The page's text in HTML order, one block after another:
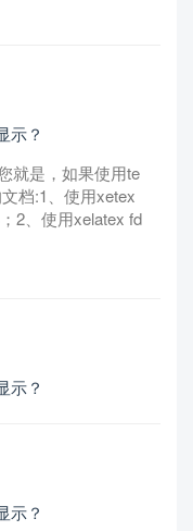
示？
就是，如果使用te
档:1、使用xetex
2、使用xelatex fd
示？
示？